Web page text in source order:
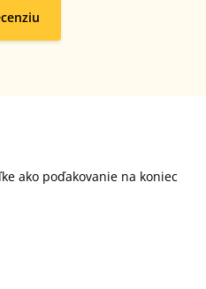
ako poďakovanie na koniec